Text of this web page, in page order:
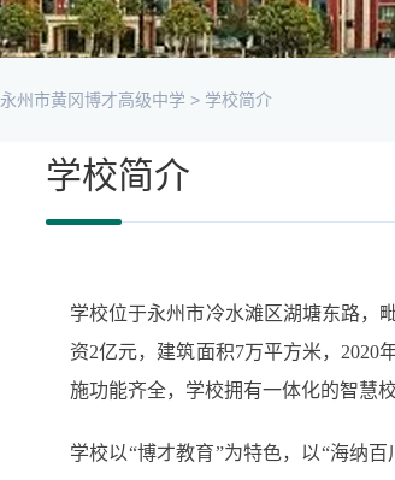
永州市黄冈博才高级中学 > 学校简介
学校简介
学校位于永州市冷水滩区湖塘东路，
资2亿元，建筑面积7万平方米，
施功能齐全，学校拥有一体化的智慧
学校以“博才教育”为特色，以“海纳